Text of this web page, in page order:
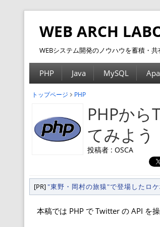
WEB ARCH
WEBシステム開発のノウハウを蓄積・
PHP Java MySQL
トップページ PHP
PHPか
てみよう
投稿者 : OSCA
[PR]"東野・岡村の旅猿"で登場したロ
本稿では PHP で Twitter の API を